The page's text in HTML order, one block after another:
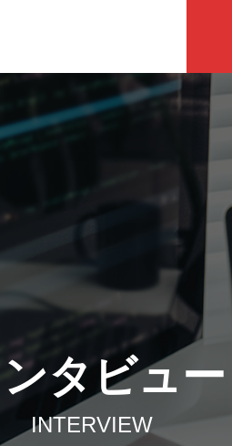
タビュー
INTERVIEW